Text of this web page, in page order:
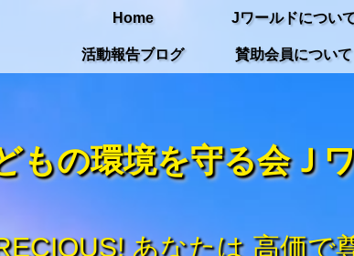
Home Jワールドについ
活動報告ブログ 賛助会員について
の環境を守る会Ｊ
あなたは 高価で